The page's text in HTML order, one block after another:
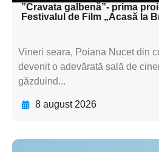
”Cravata galbenă”- prima
Festivalul de Film „Acasă la
Vineri seara, Poiana Nucet din
devenit o adevărată sală de
găzduind...
8 august 2026